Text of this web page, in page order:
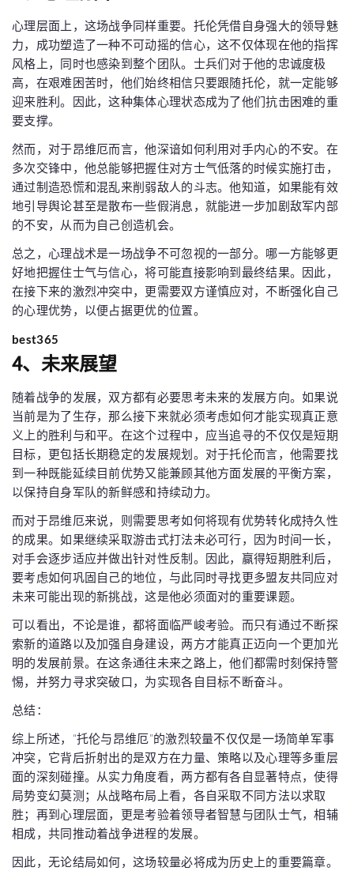
心理层面上，这场战争同样重要。托伦凭借自身强大的领导魅
力，成功塑造了一种不可动摇的信心，这不仅体现在他的指挥
风格上，同时也感染到整个团队。士兵们对于他的忠诚度极
高，在艰难困苦时，他们始终相信只要跟随托伦，就一定能够
迎来胜利。因此，这种集体心理状态成为了他们抗击困难的重
要支撑。
然而，对于昂维厄而言，他深谙如何利用对手内心的不安。在
多次交锋中，他总能够把握住对方士气低落的时候实施打击，
通过制造恐慌和混乱来削弱敌人的斗志。他知道，如果能有效
地引导舆论甚至是散布一些假消息，就能进一步加剧敌军内部
的不安，从而为自己创造机会。
总之，心理战术是一场战争不可忽视的一部分。哪一方能够更
好地把握住士气与信心，将可能直接影响到最终结果。因此，
在接下来的激烈冲突中，更需要双方谨慎应对，不断强化自己
的心理优势，以便占据更优的位置。
best365
4、未来展望
随着战争的发展，双方都有必要思考未来的发展方向。如果说
当前是为了生存，那么接下来就必须考虑如何才能实现真正意
义上的胜利与和平。在这个过程中，应当追寻的不仅仅是短期
目标，更包括长期稳定的发展规划。对于托伦而言，他需要找
到一种既能延续目前优势又能兼顾其他方面发展的平衡方案，
以保持自身军队的新鲜感和持续动力。
而对于昂维厄来说，则需要思考如何将现有优势转化成持久性
的成果。如果继续采取游击式打法未必可行，因为时间一长，
对手会逐步适应并做出针对性反制。因此，赢得短期胜利后，
要考虑如何巩固自己的地位，与此同时寻找更多盟友共同应对
未来可能出现的新挑战，这是他必须面对的重要课题。
可以看出，不论是谁，都将面临严峻考验。而只有通过不断探
索新的道路以及加强自身建设，两方才能真正迈向一个更加光
明的发展前景。在这条通往未来之路上，他们都需时刻保持警
惕，并努力寻求突破口，为实现各自目标不断奋斗。
总结：
综上所述，“托伦与昂维厄”的激烈较量不仅仅是一场简单军事
冲突，它背后折射出的是双方在力量、策略以及心理等多重层
面的深刻碰撞。从实力角度看，两方都有各自显著特点，使得
局势变幻莫测；从战略布局上看，各自采取不同方法以求取
胜；再到心理层面，更是考验着领导者智慧与团队士气，相辅
相成，共同推动着战争进程的发展。
因此，无论结局如何，这场较量必将成为历史上的重要篇章。